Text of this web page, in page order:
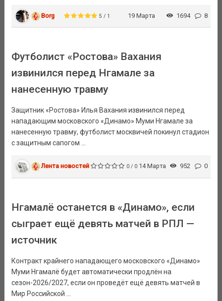
Borg 5 / 1 19 Марта 1694 8
Футболист «Ростова» Вахания
извинился перед Нгамале за
нанесенную травму
Защитник «Ростова» Илья Вахания извинился перед
нападающим московского «Динамо» Муми Нгамале за
нанесенную травму, футболист москвичей покинул стадион
с защитным сапогом ...
Лента новостей 0 / 0 14 Марта 952 0
Нгамалё останется в «Динамо», если
сыграет ещё девять матчей в РПЛ —
источник
Контракт крайнего нападающего московского «Динамо»
Муми Нгамалё будет автоматически продлён на
сезон-2026/2027, если он проведёт ещё девять матчей в
Мир Российской ...